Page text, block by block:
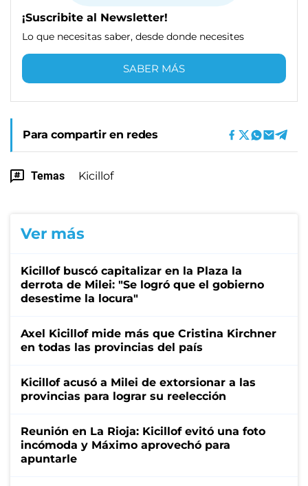
¡Suscribite al Newsletter!
Lo que necesitas saber, desde donde necesites
SABER MÁS
Para compartir en redes
Temas Kicillof
Ver más
Kicillof buscó capitalizar en la Plaza la
derrota de Milei: "Se logró que el gobierno
desestime la locura"
Axel Kicillof mide más que Cristina Kirchner
en todas las provincias del país
Kicillof acusó a Milei de extorsionar a las
provincias para lograr su reelección
Reunión en La Rioja: Kicillof evitó una foto
incómoda y Máximo aprovechó para
apuntarle